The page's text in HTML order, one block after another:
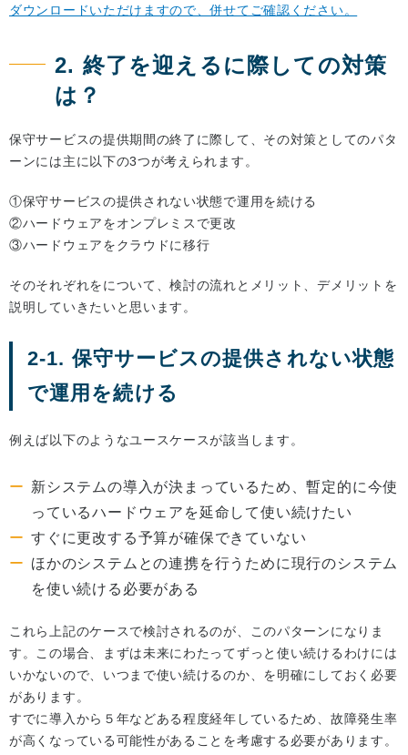
ダウンロードいただけますので、併せてご確認ください。
2. 終了を迎えるに際しての対策
は？
保守サービスの提供期間の終了に際して、その対策としてのパタ
ーンには主に以下の3つが考えられます。
①保守サービスの提供されない状態で運用を続ける
②ハードウェアをオンプレミスで更改
③ハードウェアをクラウドに移行
そのそれぞれをについて、検討の流れとメリット、デメリットを
説明していきたいと思います。
2-1. 保守サービスの提供されない状態
で運用を続ける
例えば以下のようなユースケースが該当します。
新システムの導入が決まっているため、暫定的に今使
っているハードウェアを延命して使い続けたい
すぐに更改する予算が確保できていない
ほかのシステムとの連携を行うために現行のシステム
を使い続ける必要がある
これら上記のケースで検討されるのが、このパターンになりま
す。この場合、まずは未来にわたってずっと使い続けるわけには
いかないので、いつまで使い続けるのか、を明確にしておく必要
があります。
すでに導入から５年などある程度経年しているため、故障発生率
が高くなっている可能性があることを考慮する必要があります。